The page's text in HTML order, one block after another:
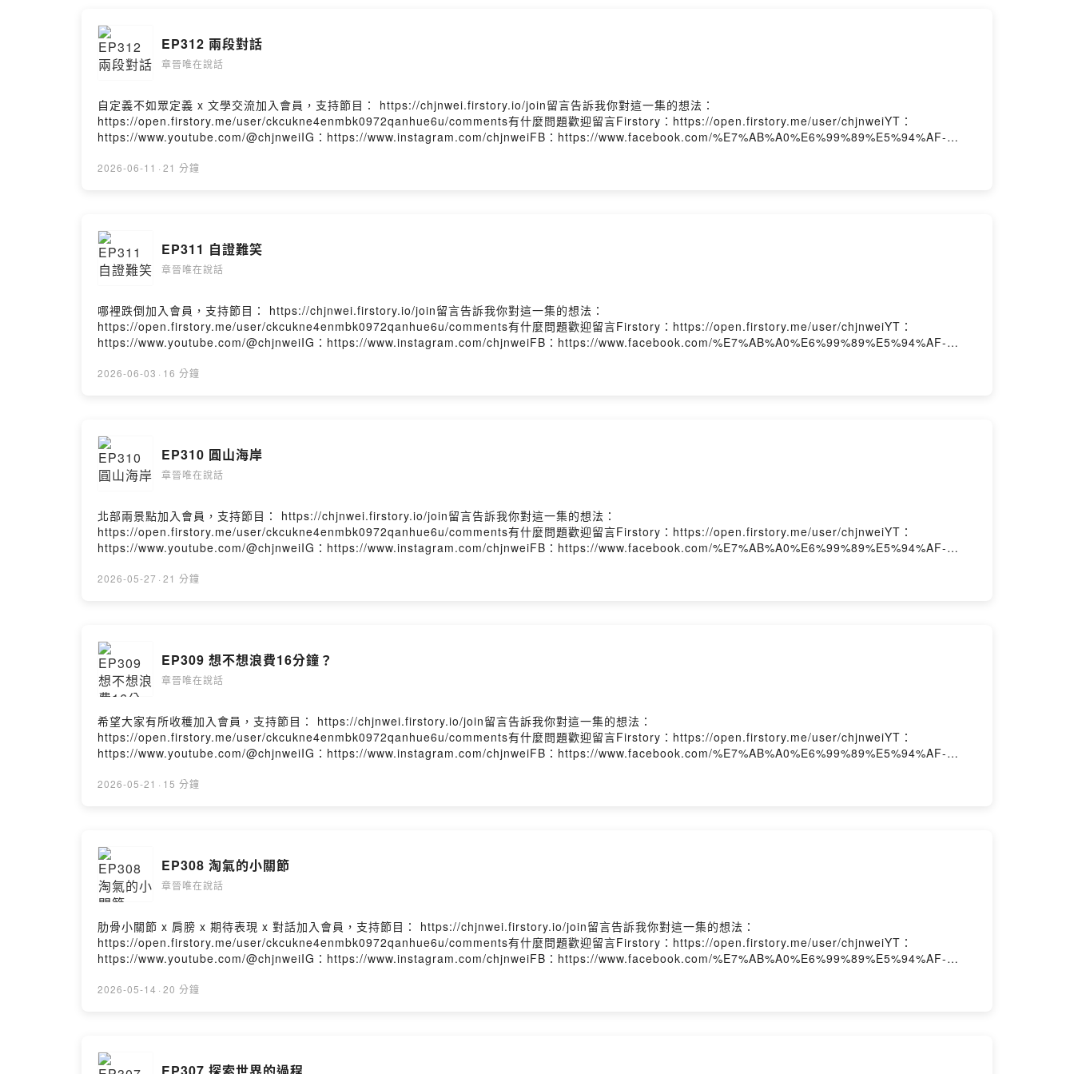
EP312 兩段對話
章晉唯在說話
自定義不如眾定義 x 文學交流加入會員，支持節目： https://chjnwei.firstory.io/join留言告訴我你對這一集的想法：
https://open.firstory.me/user/ckcukne4enmbk0972qanhue6u/comments有什麼問題歡迎留言Firstory：https://open.firstory.me/user/chjnweiYT：
https://www.youtube.com/@chjnweiIG：https://www.instagram.com/chjnweiFB：https://www.facebook.com/%E7%AB%A0%E6%99%89%E5%94%AF-
2026-06-11 · 21 分鐘
EP311 自證難笑
章晉唯在說話
哪裡跌倒加入會員，支持節目： https://chjnwei.firstory.io/join留言告訴我你對這一集的想法：
https://open.firstory.me/user/ckcukne4enmbk0972qanhue6u/comments有什麼問題歡迎留言Firstory：https://open.firstory.me/user/chjnweiYT：
https://www.youtube.com/@chjnweiIG：https://www.instagram.com/chjnweiFB：https://www.facebook.com/%E7%AB%A0%E6%99%89%E5%94%AF-
2026-06-03 · 16 分鐘
EP310 圓山海岸
章晉唯在說話
北部兩景點加入會員，支持節目： https://chjnwei.firstory.io/join留言告訴我你對這一集的想法：
https://open.firstory.me/user/ckcukne4enmbk0972qanhue6u/comments有什麼問題歡迎留言Firstory：https://open.firstory.me/user/chjnweiYT：
https://www.youtube.com/@chjnweiIG：https://www.instagram.com/chjnweiFB：https://www.facebook.com/%E7%AB%A0%E6%99%89%E5%94%AF-
2026-05-27 · 21 分鐘
EP309 想不想浪費16分鐘？
章晉唯在說話
希望大家有所收穫加入會員，支持節目： https://chjnwei.firstory.io/join留言告訴我你對這一集的想法：
https://open.firstory.me/user/ckcukne4enmbk0972qanhue6u/comments有什麼問題歡迎留言Firstory：https://open.firstory.me/user/chjnweiYT：
https://www.youtube.com/@chjnweiIG：https://www.instagram.com/chjnweiFB：https://www.facebook.com/%E7%AB%A0%E6%99%89%E5%94%AF-
2026-05-21 · 15 分鐘
EP308 淘氣的小關節
章晉唯在說話
肋骨小關節 x 肩膀 x 期待表現 x 對話加入會員，支持節目： https://chjnwei.firstory.io/join留言告訴我你對這一集的想法：
https://open.firstory.me/user/ckcukne4enmbk0972qanhue6u/comments有什麼問題歡迎留言Firstory：https://open.firstory.me/user/chjnweiYT：
https://www.youtube.com/@chjnweiIG：https://www.instagram.com/chjnweiFB：https://www.facebook.com/%E7%AB%A0%E6%99%89%E5%94%AF-
2026-05-14 · 20 分鐘